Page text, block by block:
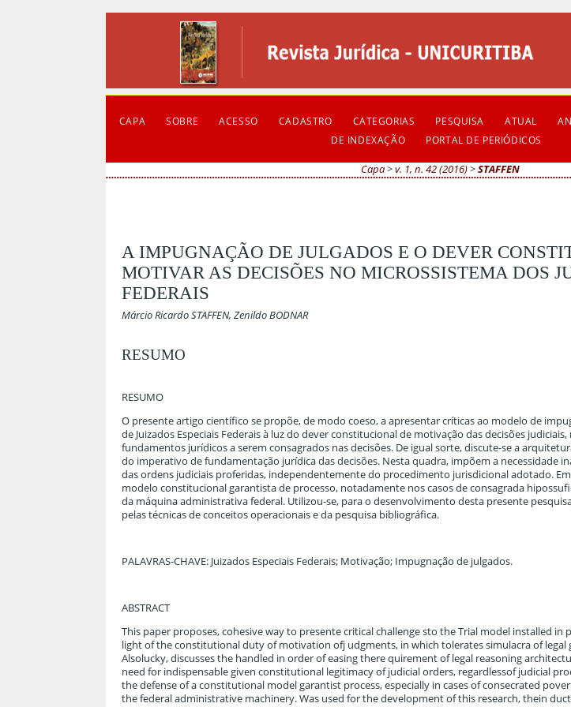
CAPA SOBRE ACESSO CADASTRO CATEGORIAS PESQUISA ATUAL
DE INDEXAÇÃO
PORTAL DE PERIÓDICOS
Capa>v. 1, n. 42 (2016)>STAFFEN
A IMPUGNAÇÃO DE JULGADOS E O DEVER
MOTIVAR AS DECISÕES NO MICROSSISTEMA DOS
FEDERAIS
Márcio Ricardo STAFFEN, Zenildo BODNAR
RESUMO
RESUMO
O presente artigo científico se propõe, de modo coeso, a apresentar críticas ao modelo de
de Juizados Especiais Federais à luz do dever constitucional de motivação das decisões
fundamentos jurídicos a serem consagrados nas decisões. De igual sorte, discute-se a
do imperativo de fundamentação jurídica das decisões. Nesta quadra, impõem a necessidade
das ordens judiciais proferidas, independentemente do procedimento jurisdicional adotado.
modelo constitucional garantista de processo, notadamente nos casos de consagrada
da máquina administrativa federal. Utilizou-se, para o desenvolvimento desta presente
pelas técnicas de conceitos operacionais e da pesquisa bibliográfica.
PALAVRAS-CHAVE: Juizados Especiais Federais; Motivação; Impugnação de julgados.
ABSTRACT
This paper proposes, cohesive way to presente critical challenge sto the Trial model installed in
light of the constitutional duty of motivation ofj udgments, in which tolerates simulacra of legal
Alsolucky, discusses the handled in order of easing there quirement of legal reasoning
need for indispensable given constitutional legitimacy of judicial orders, regardlessof judicial
the defense of a constitutional model garantist process, especially in cases of consecrated
the federal administrative machinery. Was used for the development of this research, thein